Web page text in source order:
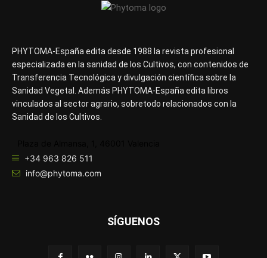
PHYTOMA-España edita desde 1988 la revista profesional
especializada en la sanidad de los Cultivos, con contenidos de
Transferencia Tecnológica y divulgación científica sobre la
Sanidad Vegetal. Además PHYTOMA-España edita libros
vinculados al sector agrario, sobretodo relacionados con la
Sanidad de los Cultivos.
+34 963 826 511
info@phytoma.com
SÍGUENOS